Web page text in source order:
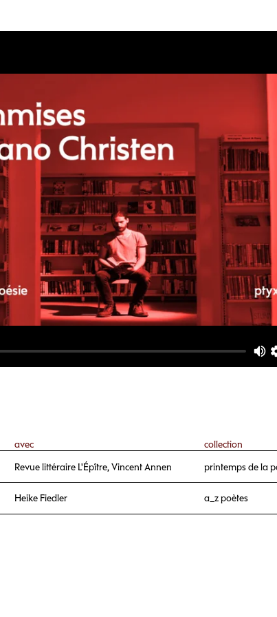
avec collection
Revue littéraire L'Épître, Vincent Annen printemps de la
Heike Fiedler a_z poètes